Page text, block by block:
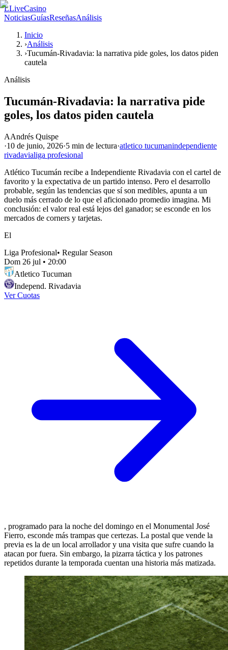
LLiveCasino
NoticiasGuíasReseñasAnálisis
Inicio
›Análisis
›Tucumán-Rivadavia: la narrativa pide goles, los datos piden
cautela
Análisis
Tucumán-Rivadavia: la narrativa pide
goles, los datos piden cautela
AAndrés Quispe
·10 de junio, 2026·5 min de lectura·atletico tucumanindependiente
rivadavialiga profesional
Atlético Tucumán recibe a Independiente Rivadavia con el cartel de
favorito y la expectativa de un partido intenso. Pero el desarrollo
probable, según las tendencias que sí son medibles, apunta a un
duelo más cerrado de lo que el aficionado promedio imagina. Mi
conclusión: el valor real está lejos del ganador; se esconde en los
mercados de corners y tarjetas.
El
Liga Profesional• Regular Season
Dom 26 jul • 20:00
Atletico Tucuman
Independ. Rivadavia
Ver Cuotas
, programado para la noche del domingo en el Monumental José
Fierro, esconde más trampas que certezas. La postal que vende la
previa es la de un local arrollador y una visita que sufre cuando la
atacan por fuera. Sin embargo, la pizarra táctica y los patrones
repetidos durante la temporada cuentan una historia más matizada.